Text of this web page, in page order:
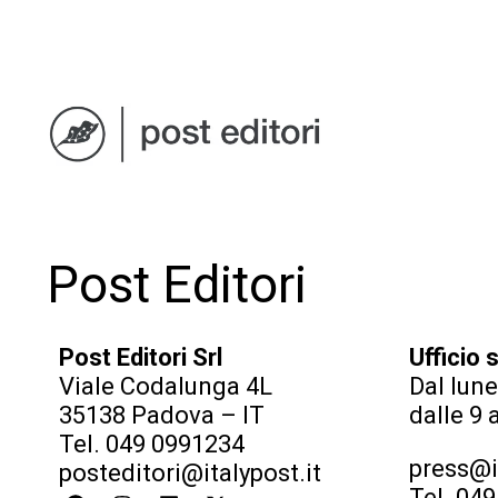
Post Editori
Post Editori Srl
Viale Codalunga 4L
35138 Padova – IT
Tel. 049 0991234
posteditori@italypost.it
Ufficio
Dal
dalle 9